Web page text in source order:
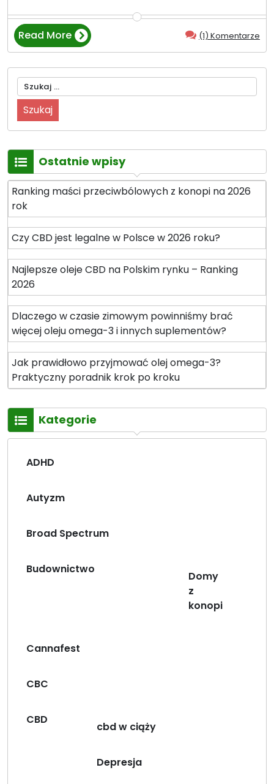
Read More
“
O
l
j
i
B
D
B
r
o
a
d
S
p
e
c
t
r
u
m
,
s
z
e
(1) Komentarze
Szukaj:
Ostatnie wpisy
Ranking maści przeciwbólowych z konopi na 2026
rok
Czy CBD jest legalne w Polsce w 2026 roku?
Najlepsze oleje CBD na Polskim rynku – Ranking
2026
Dlaczego w czasie zimowym powinniśmy brać
więcej oleju omega-3 i innych suplementów?
Jak prawidłowo przyjmować olej omega-3?
Praktyczny poradnik krok po kroku
Kategorie
ADHD
Autyzm
Broad Spectrum
Budownictwo
Domy
z
konopi
Cannafest
CBC
CBD
cbd w ciąży
Depresja